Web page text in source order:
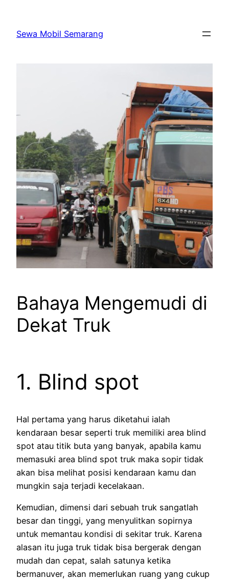
content
Sewa Mobil Semarang
Bahaya Mengemudi di
Dekat Truk
1. Blind spot
Hal pertama yang harus diketahui ialah
kendaraan besar seperti truk memiliki area blind
spot atau titik buta yang banyak, apabila kamu
memasuki area blind spot truk maka sopir tidak
akan bisa melihat posisi kendaraan kamu dan
mungkin saja terjadi kecelakaan.
Kemudian, dimensi dari sebuah truk sangatlah
besar dan tinggi, yang menyulitkan sopirnya
untuk memantau kondisi di sekitar truk. Karena
alasan itu juga truk tidak bisa bergerak dengan
mudah dan cepat, salah satunya ketika
bermanuver, akan memerlukan ruang yang cukup